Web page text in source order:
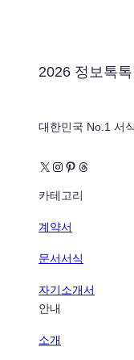
2026 정보톡톡
대한민국 No.1 서
X Instagram Pinterest Threads
카테고리
계약서
문서서식
자기소개서
안내
소개